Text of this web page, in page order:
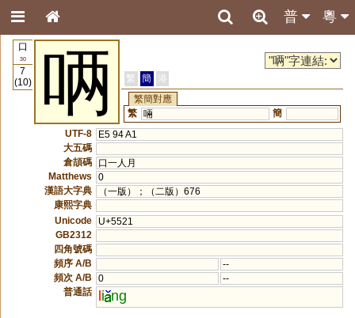
粵
普
口
30
7
(10)
唡 繁 簡
港
繁簡對應
繁 啢
簡
UTF-8
E5 94 A1
大五碼
倉頡碼
口一人月
Matthews
0
漢語大字典
（一版）；（二版）676
康熙字典
Unicode
U+5521
GB2312
四角號碼
頻序 A/B
--
頻次 A/B
0
--
普通話
li ng